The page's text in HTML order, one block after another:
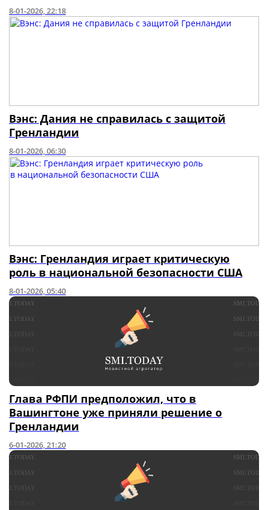
8-01-2026, 22:18
Вэнс: Дания не справилась с защитой
Гренландии
8-01-2026, 06:30
Вэнс: Гренландия играет критическую
роль в национальной безопасности США
8-01-2026, 05:40
Глава РФПИ предположил, что в
Вашингтоне уже приняли решение о
Гренландии
6-01-2026, 21:20